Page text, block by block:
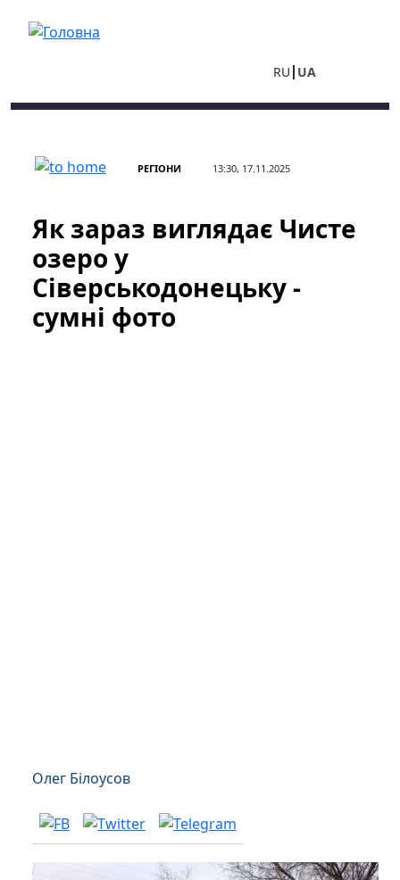
RU UA
РЕГІОНИ 13:30, 17.11.2025
Як зараз виглядає Чисте
озеро у
Сіверськодонецьку -
сумні фото
Олег Білоусов